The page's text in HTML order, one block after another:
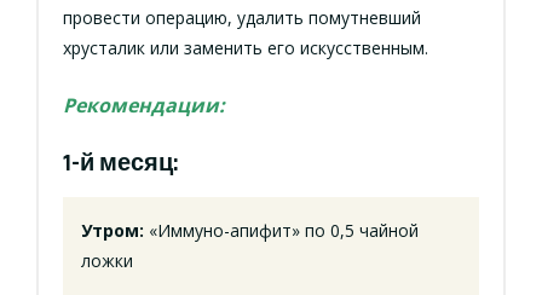
провести операцию, удалить помутневший
хрусталик или заменить его искусственным.
Рекомендации:
1-й месяц:
Утром: «Иммуно-апифит» по 0,5 чайной
ложки